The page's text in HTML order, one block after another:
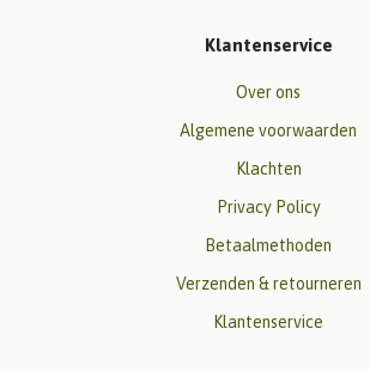
Klantenservice
Over ons
Algemene voorwaarden
Klachten
Privacy Policy
Betaalmethoden
Verzenden & retourneren
Klantenservice